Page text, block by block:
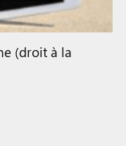
(droit à la